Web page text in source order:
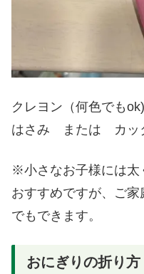
クレヨン（何色でもok)
はさみ または カッ
※小さなお子様には太
おすすめですが、ご
でもできます。
おにぎりの折り方